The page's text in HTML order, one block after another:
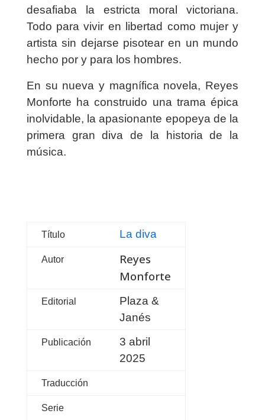
desafiaba la estricta moral victoriana.
Todo para vivir en libertad como mujer y
artista sin dejarse pisotear en un mundo
hecho por y para los hombres.
En su nueva y magnífica novela, Reyes
Monforte ha construido una trama épica
inolvidable, la apasionante epopeya de la
primera gran diva de la historia de la
música.
Título La diva
Autor
Reyes
Monforte
Editorial
Plaza &
Janés
Publicación
3 abril
2025
Traducción
Serie